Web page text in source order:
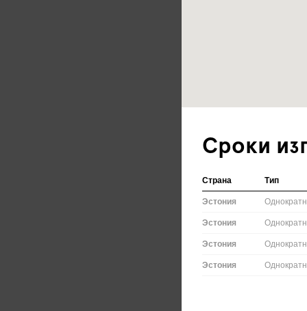
Сроки
Страна Тип
Эстония
Эстония
Эстония
Эстония